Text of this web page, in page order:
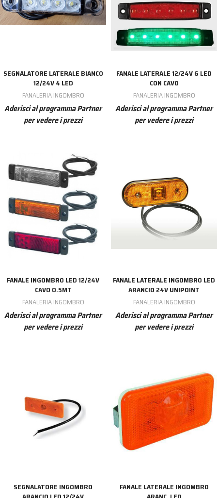
SEGNALATORE LATERALE BIANCO
12/24V 4 LED
FANALERIA INGOMBRO
Aderisci al programma Partner
per vedere i prezzi
FANALE LATERALE 12/24V 6 LED
CON CAVO
FANALERIA INGOMBRO
Aderisci al programma Partner
per vedere i prezzi
FANALE INGOMBRO LED 12/24V
CAVO 0.5MT
FANALERIA INGOMBRO
Aderisci al programma Partner
per vedere i prezzi
FANALE LATERALE INGOMBRO LED
ARANCIO 24V UNIPOINT
FANALERIA INGOMBRO
Aderisci al programma Partner
per vedere i prezzi
SEGNALATORE INGOMBRO
FANALE LATERALE INGOMBRO